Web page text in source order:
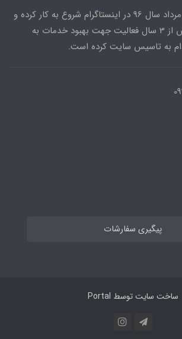
پیج کره بیوتی 96 از مرداد سال 96 در اینستاگرام شروع به کار کرده و
اکنون در مرداد 99 پس از 3 سال فعالیت جهت بهبود خدمات به
به تاسیس سایت کرده است.
پیگیری سفارشات
ساخت سایت توسط Portal